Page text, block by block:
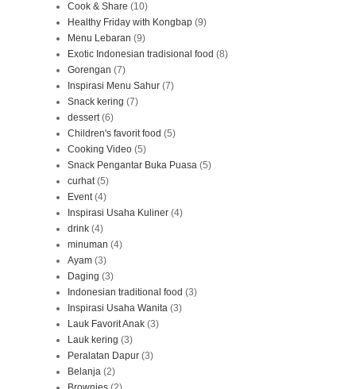
Cook & Share (10)
Healthy Friday with Kongbap (9)
Menu Lebaran (9)
Exotic Indonesian tradisional food (8)
Gorengan (7)
Inspirasi Menu Sahur (7)
Snack kering (7)
dessert (6)
Children's favorit food (5)
Cooking Video (5)
Snack Pengantar Buka Puasa (5)
curhat (5)
Event (4)
Inspirasi Usaha Kuliner (4)
drink (4)
minuman (4)
Ayam (3)
Daging (3)
Indonesian traditional food (3)
Inspirasi Usaha Wanita (3)
Lauk Favorit Anak (3)
Lauk kering (3)
Peralatan Dapur (3)
Belanja (2)